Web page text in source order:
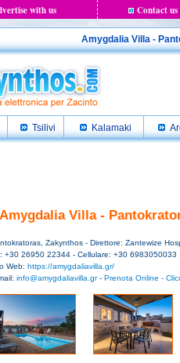
with us Contact us
Amygdalia Villa -
Tsilivi Kalamaki
Amygdalia Villa -
Zakynthos - Direttore: Zantewize
+30 26950 22344 - Cellulare: +30 6983050033
Web: https://amygdaliavilla.gr/
info@amygdaliavilla.gr- Prenota Online -